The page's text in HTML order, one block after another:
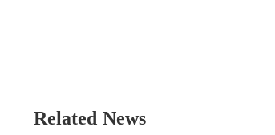
Related News